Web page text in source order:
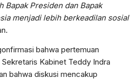
Bapak Presiden dan Bapak
menjadi lebih berkeadilan sosial
bahwa pertemuan
Kabinet Teddy Indra
bahwa diskusi mencakup